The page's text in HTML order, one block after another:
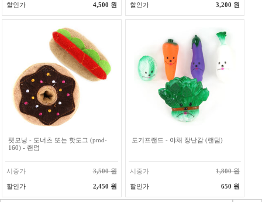
할인가 4,500 원 할인가 3,200 원
펫모닝 - 도너츠 또는 핫도그 (pmd-
160) - 랜덤
시중가 3,500 원
할인가 2,450 원
도기프랜드 - 야채 장난감 (랜덤)
시중가 1,800 원
할인가 650 원